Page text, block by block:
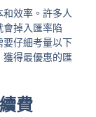
效率。許多人
掉入匯率陷
仔細考量以下
得最優惠的匯
費